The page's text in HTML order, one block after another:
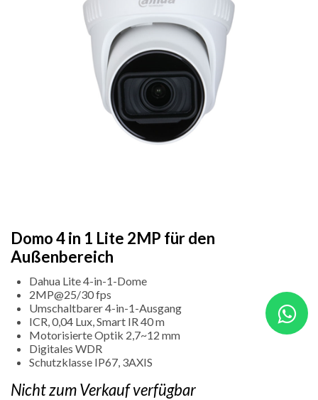
Domo 4 in 1 Lite 2MP für den
Außenbereich
Dahua Lite 4-in-1-Dome
2MP@25/30 fps
Umschaltbarer 4-in-1-Ausgang
ICR, 0,04 Lux, Smart IR 40 m
Motorisierte Optik 2,7~12 mm
Digitales WDR
Schutzklasse IP67, 3AXIS
Nicht zum Verkauf verfügbar